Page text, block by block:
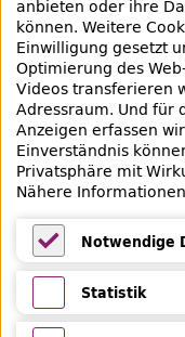
Veranstaltungen &
Veranstaltungsübersicht
Lern- und
Eltern & Kinder
Ferien
Medientipps und
anbieten oder ihre
können. Weitere
Einwilligung gesetzt
Optimierung desWeb
Videos transferieren
Adressraum. Und für
Anzeigen erfassen
Einverständnis
Privatsphäre mit
Nähere
Notwendige
Notwendige
Statistik
Statistik